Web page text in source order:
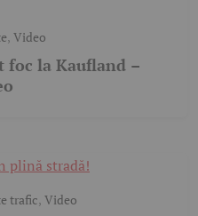
, Video
foc la Kaufland –
trafic, Video